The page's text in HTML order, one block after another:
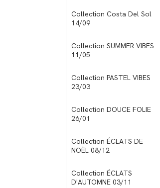
Collection Costa Del Sol
14/09
Collection SUMMER VIBES
11/05
Collection PASTEL VIBES
23/03
Collection DOUCE FOLIE
26/01
Collection ÉCLATS DE
NOËL 08/12
Collection ÉCLATS
D'AUTOMNE 03/11